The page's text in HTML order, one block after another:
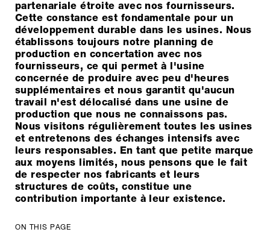
partenariale étroite avec nos fournisseurs.
Cette constance est fondamentale pour un
développement durable dans les usines. Nous
établissons toujours notre planning de
production en concertation avec nos
fournisseurs, ce qui permet à l'usine
concernée de produire avec peu d'heures
supplémentaires et nous garantit qu'aucun
travail n'est délocalisé dans une usine de
production que nous ne connaissons pas.
Nous visitons régulièrement toutes les usines
et entretenons des échanges intensifs avec
leurs responsables. En tant que petite marque
aux moyens limités, nous pensons que le fait
de respecter nos fabricants et leurs
structures de coûts, constitue une
contribution importante à leur existence.
ON THIS PAGE